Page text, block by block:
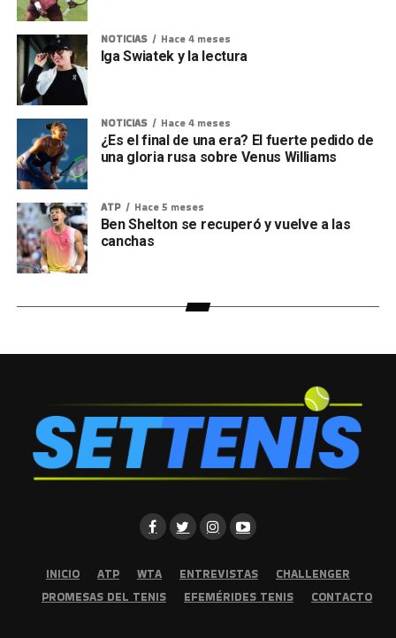
NOTICIAS Hace 4 meses
Iga Swiatek y la lectura
NOTICIAS Hace 4 meses
¿Es el final de una era? El fuerte pedido de
una gloria rusa sobre Venus Williams
ATP Hace 5 meses
Ben Shelton se recuperó y vuelve a las
canchas
INICIO ATP WTA ENTREVISTAS
CHALLENGER
PROMESAS DEL TENIS
EFEMÉRIDES TENIS CONTACTO